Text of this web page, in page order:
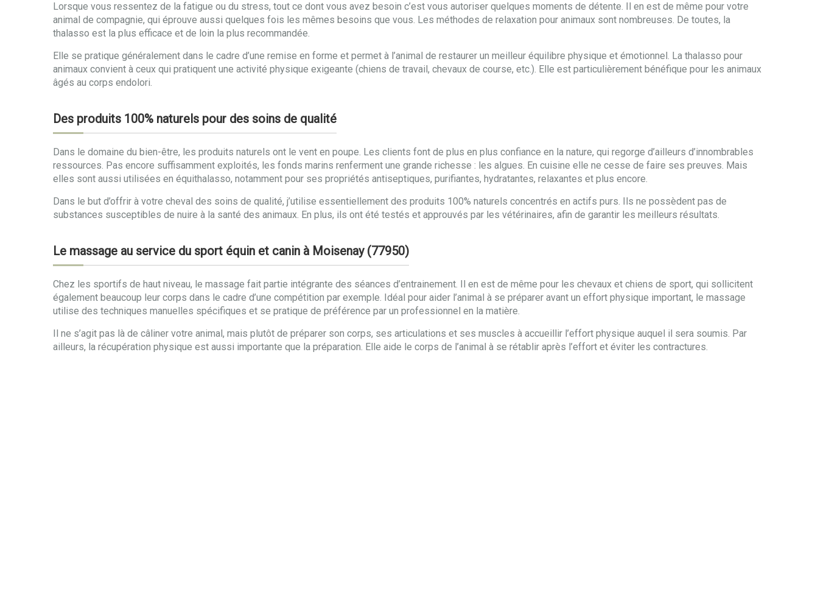
Lorsque vous ressentez de la fatigue ou du stress, tout ce dont vous avez besoin c’est vous autoriser quelques moments de détente. Il en est de même pour votre
animal de compagnie, qui éprouve aussi quelques fois les mêmes besoins que vous. Les méthodes de relaxation pour animaux sont nombreuses. De toutes, la
thalasso est la plus efficace et de loin la plus recommandée.
Elle se pratique généralement dans le cadre d’une remise en forme et permet à l’animal de restaurer un meilleur équilibre physique et émotionnel. La thalasso pour
animaux convient à ceux qui pratiquent une activité physique exigeante (chiens de travail, chevaux de course, etc.). Elle est particulièrement bénéfique pour les animaux
âgés au corps endolori.
Des produits 100% naturels pour des soins de qualité
Dans le domaine du bien-être, les produits naturels ont le vent en poupe. Les clients font de plus en plus confiance en la nature, qui regorge d’ailleurs d’innombrables
ressources. Pas encore suffisamment exploités, les fonds marins renferment une grande richesse : les algues. En cuisine elle ne cesse de faire ses preuves. Mais
elles sont aussi utilisées en équithalasso, notamment pour ses propriétés antiseptiques, purifiantes, hydratantes, relaxantes et plus encore.
Dans le but d’offrir à votre cheval des soins de qualité, j’utilise essentiellement des produits 100% naturels concentrés en actifs purs. Ils ne possèdent pas de
substances susceptibles de nuire à la santé des animaux. En plus, ils ont été testés et approuvés par les vétérinaires, afin de garantir les meilleurs résultats.
Le massage au service du sport équin et canin à Moisenay (77950)
Chez les sportifs de haut niveau, le massage fait partie intégrante des séances d’entrainement. Il en est de même pour les chevaux et chiens de sport, qui sollicitent
également beaucoup leur corps dans le cadre d’une compétition par exemple. Idéal pour aider l’animal à se préparer avant un effort physique important, le massage
utilise des techniques manuelles spécifiques et se pratique de préférence par un professionnel en la matière.
Il ne s’agit pas là de câliner votre animal, mais plutôt de préparer son corps, ses articulations et ses muscles à accueillir l’effort physique auquel il sera soumis. Par
ailleurs, la récupération physique est aussi importante que la préparation. Elle aide le corps de l’animal à se rétablir après l’effort et éviter les contractures.